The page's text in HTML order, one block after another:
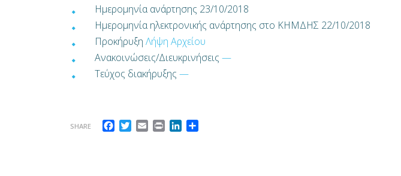
Ημερομηνία ανάρτησης 23/10/2018
Ημερομηνία ηλεκτρονικής ανάρτησης στο ΚΗΜΔΗΣ 22/10/2018
Προκήρυξη Λήψη Αρχείου
Ανακοινώσεις/Διευκρινήσεις —
Τεύχος διακήρυξης —
SHARE Facebook
Twitter
EmailPrintLinkedIn